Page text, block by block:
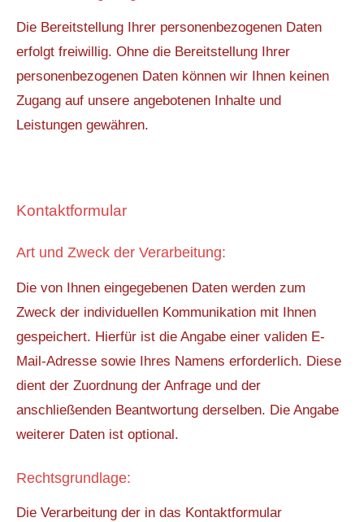
Die Bereitstellung Ihrer personenbezogenen Daten
erfolgt freiwillig. Ohne die Bereitstellung Ihrer
personenbezogenen Daten können wir Ihnen keinen
Zugang auf unsere angebotenen Inhalte und
Leistungen gewähren.
Kontaktformular
Art und Zweck der Verarbeitung:
Die von Ihnen eingegebenen Daten werden zum
Zweck der individuellen Kommunikation mit Ihnen
gespeichert. Hierfür ist die Angabe einer validen E-
Mail-Adresse sowie Ihres Namens erforderlich. Diese
dient der Zuordnung der Anfrage und der
anschließenden Beantwortung derselben. Die Angabe
weiterer Daten ist optional.
Rechtsgrundlage:
Die Verarbeitung der in das Kontaktformular